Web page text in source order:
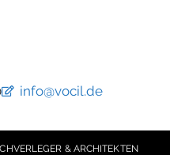
info@vocil.de
& ARCHITEKTEN